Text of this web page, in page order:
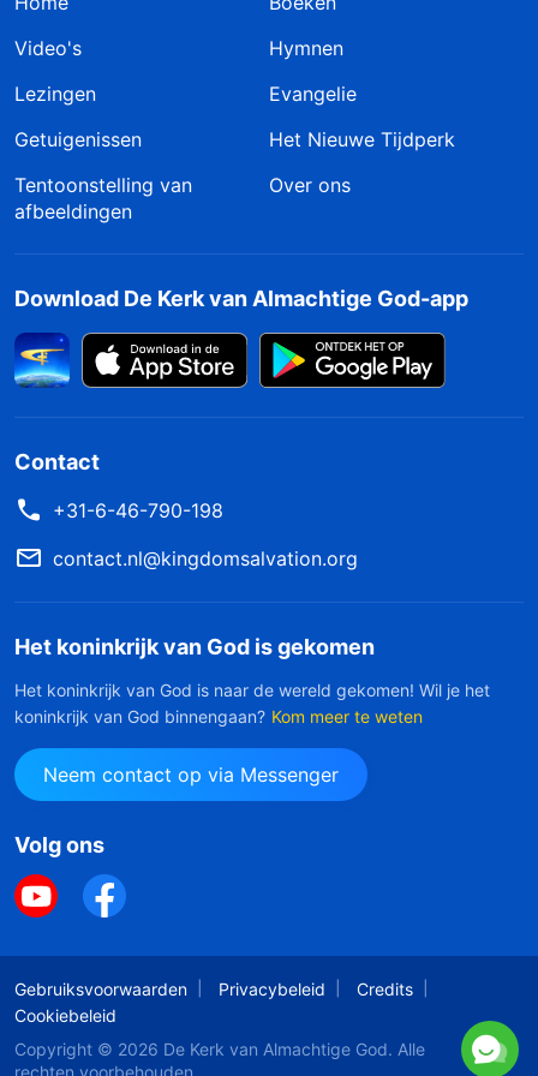
Video's
Hymnen
Lezingen
Evangelie
Getuigenissen
Het Nieuwe Tijdperk
Tentoonstelling van
afbeeldingen
Over ons
Download De Kerk van Almachtige God-app
Contact
+31-6-46-790-198
contact.nl@kingdomsalvation.org
Het koninkrijk van God is gekomen
Het koninkrijk van God is naar de wereld gekomen! Wil je het
koninkrijk van God binnengaan? Kom meer te weten
Neem contact op via Messenger
Volg ons
Gebruiksvoorwaarden Privacybeleid
Credits
Cookiebeleid
Copyright © 2026 De Kerk van Almachtige God. Alle
rechten voorbehouden.